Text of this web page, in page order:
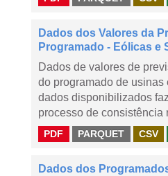
Dados dos Valores da
Programado - Eólicas e
Dados de valores de
do programado de usinas
dados disponibilizados
processo de consistência
PDF PARQUET CSV
Dados dos